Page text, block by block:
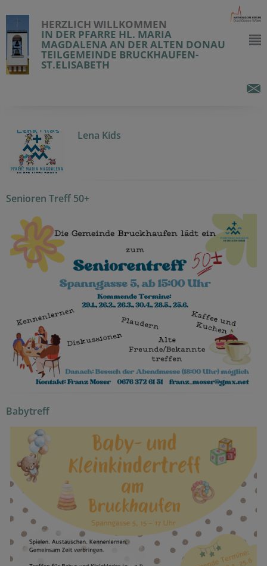
HERZLICH WILLKOMMEN
IN DER PFARRE HL. MARIA
MAGDALENA AN DER ALTEN DONAU
TEILGEMEINDE BRUCKHAUFEN-
ST.ELISABETH
Lena Kids
Senioren Treff 50+
Babytreff